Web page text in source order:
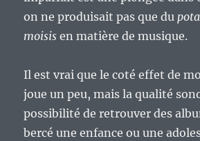
on ne produisait pas que du
moisis en matière de musique.
Il est vrai que le coté effet de
joue un peu, mais la qualité
possibilité de retrouver des
bercé une enfance ou une